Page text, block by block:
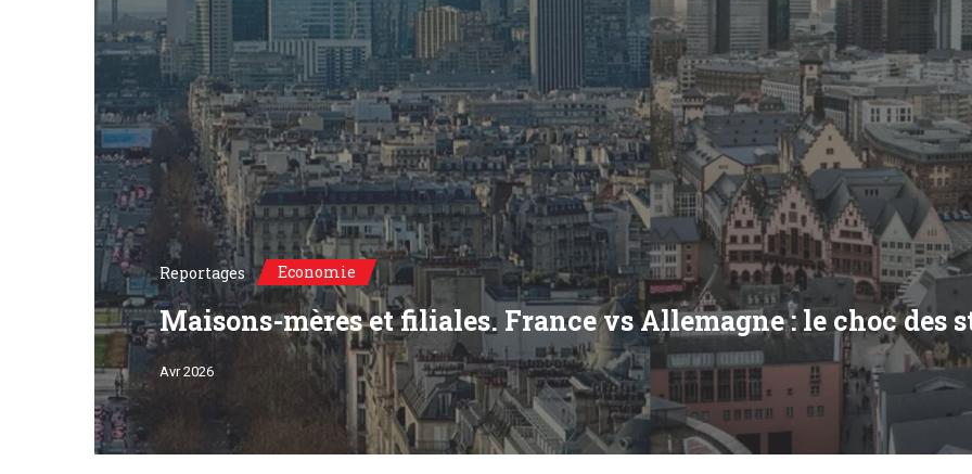
Reportages Economie
Maisons-mères et filiales. France vs Allemagne : le choc des
Avr 2026